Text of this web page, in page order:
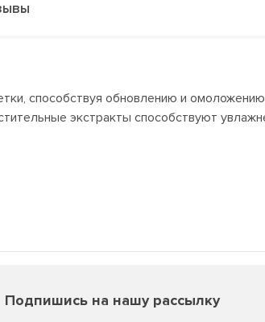
способствуя обновлению и
экстракты способствуют
Подпишись на нашу рассылку